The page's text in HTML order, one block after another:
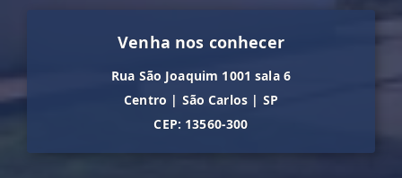
Venha nos conhecer
Rua São Joaquim 1001 sala 6
Centro | São Carlos | SP
CEP: 13560-300